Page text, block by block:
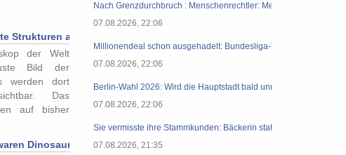
Strukturen auf der Sonne entdeckt
der Welt
Bild der
werden dort
Das
auf bisher
Dinosaurier nie winzig klein?
Nach Grenzdurchbruch : Menschenrechtler: Mehr als 140 Tote
07.08.2026, 22:06
Millionendeal schon ausgehadelt: Bundesliga-Transfer platzt
07.08.2026, 22:06
Berlin-Wahl 2026: Wird die Hauptstadt bald unregierbar?
07.08.2026, 22:06
Sie vermisste ihre Stammkunden: Bäckerin stattet Senioren-Paar
07.08.2026, 21:35